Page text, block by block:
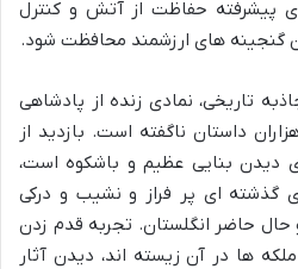
سیستم های پیشرفته حفاظت از آتش و کنترل
گنجینه های ارزشمند محافظت شود.
تاریخی، نمادی زنده از پادشاهی
داستان ناگفته است. بازدید از
دیدن بنایی عظیم و باشکوه است،
ای پر فراز و نشیب و درکی
حال حاضر انگلستان. تجربه قدم زدن
ها در آن زیسته اند، دیدن آثار